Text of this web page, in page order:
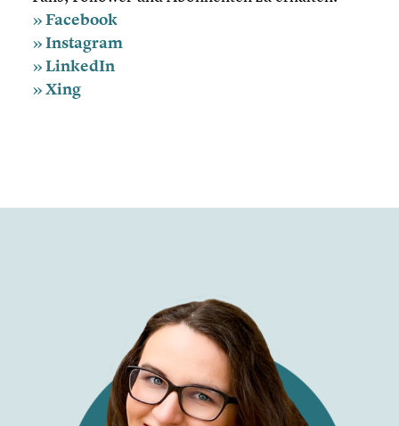
» Facebook
» Instagram
» LinkedIn
» Xing